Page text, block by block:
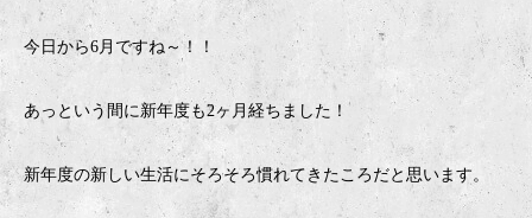
今日から6月ですね～！！
あっという間に新年度も2ヶ月経ちました！
新年度の新しい生活にそろそろ慣れてきたころだと思います。